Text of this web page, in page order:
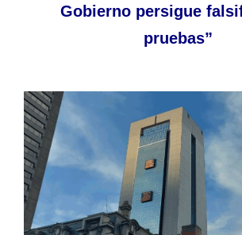
Gobierno persigue
pruebas”